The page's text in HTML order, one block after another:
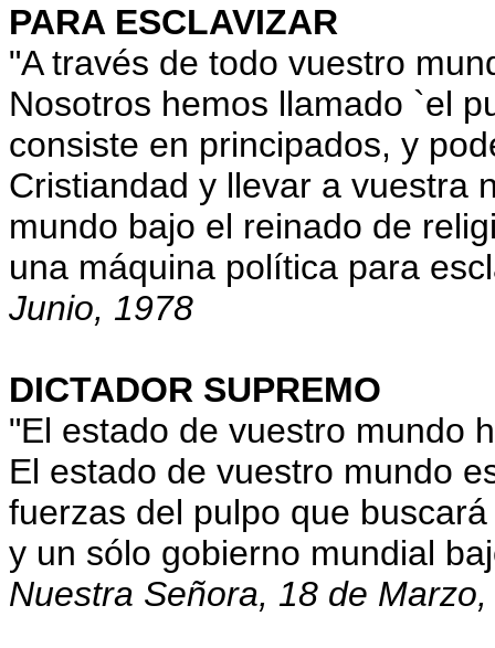
PARA ESCLAVIZAR
"A través de todo vuestro
Nosotros hemos llamado `el
consiste en principados, y
Cristiandad y llevar a vuestra
mundo bajo el reinado de
una máquina política para
Junio, 1978
DICTADOR SUPREMO
"El estado de vuestro mundo
El estado de vuestro mundo
fuerzas del pulpo que
y un sólo gobierno mundial
Nuestra Señora, 18 de